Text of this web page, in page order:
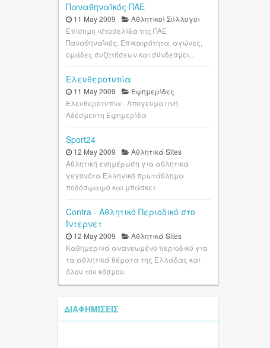
Παναθηναϊκός ΠΑΕ
11 May 2009
Αθλητικοί Σύλλογοι
Επίσημη ιστοσελίδα της ΠΑΕ
Παναθηναϊκός. Επικαιρότητα, αγώνες,
ομάδες συζητήσεων και σύνδεσμοι...
Ελευθεροτυπία
11 May 2009
Εφημερίδες
Ελευθεροτυπία - Απογευματινή
Αδέσμευτη Εφημερίδα
Sport24
12 May 2009
Αθλητικά Sites
Αθλητική ενημέρωση για αθλητικά
γεγονότα Ελληνικό πρωτάθλημα
ποδόσφαιρο και μπάσκετ.
Contra - Αθλητικό Περιοδικό στο
Ίντερνετ
12 May 2009
Αθλητικά Sites
Καθημερινά ανανεωμένο περιοδικό για
τα αθλητικά θέματα της Ελλάδας και
όλου του κόσμου.
ΔΙΑΦΗΜΊΣΕΙΣ